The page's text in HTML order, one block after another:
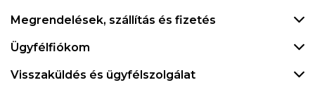
Megrendelések, szállítás és fizetés
Ügyfélfiókom
Visszaküldés és ügyfélszolgálat